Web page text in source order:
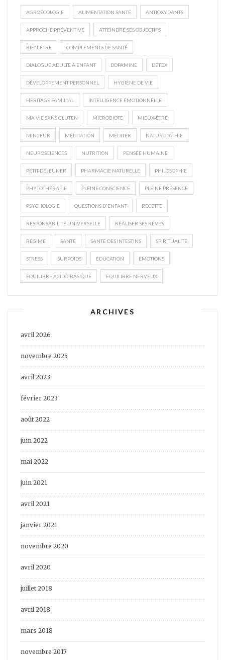
AGROÉCOLOGIE ALIMENTATION SANTÉ ANTIOXYDANTS
APPROCHE PRÉVENTIVE ATTEINDRE SES OBJECTIFS
BIEN-ÊTRE COMPLÉMENTS DE SANTÉ
DIALOGUE ADULTE À ENFANT DOPAMINE DÉTOX
DÉVELOPPEMENT PERSONNEL HYGIÈNE DE VIE
HÉRITAGE FAMILIAL INTELLIGENCE ÉMOTIONNELLE
MA VIE SANS GLUTEN MICROBIOTE MIEUX-ÊTRE
MINCEUR MÉDITATION MÉDITER NATUROPATHIE
NEUROSCIENCES NUTRITION PENSÉE HUMAINE
PETIT-DÉJEUNER PHARMACIE NATURELLE PHILOSOPHIE
PHYTOTHÉRAPIE PLEINE CONSCIENCE PLEINE PRÉSENCE
PSYCHOLOGIE QUESTIONS D'ENFANT RECETTE
RESPONSABILITÉ UNIVERSELLE RÉALISER SES RÊVES
RÉGIME SANTÉ SANTÉ DES INTESTINS SPIRITUALITÉ
STRESS SURPOIDS ÉDUCATION ÉMOTIONS
ÉQUILIBRE ACIDO-BASIQUE ÉQUILIBRE NERVEUX
ARCHIVES
avril 2026
novembre 2025
avril 2023
février 2023
août 2022
juin 2022
mai 2022
juin 2021
avril 2021
janvier 2021
novembre 2020
avril 2020
juillet 2018
avril 2018
mars 2018
novembre 2017